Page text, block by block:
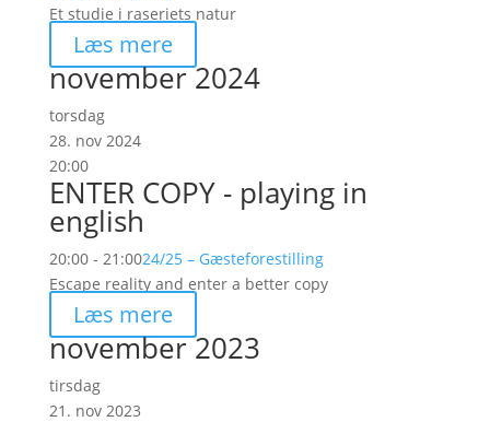
Et studie i raseriets natur
Læs mere
november 2024
torsdag
28. nov 2024
20:00
ENTER COPY - playing in
english
20:00 - 21:0024/25 – Gæsteforestilling
Escape reality and enter a better copy
Læs mere
november 2023
tirsdag
21. nov 2023